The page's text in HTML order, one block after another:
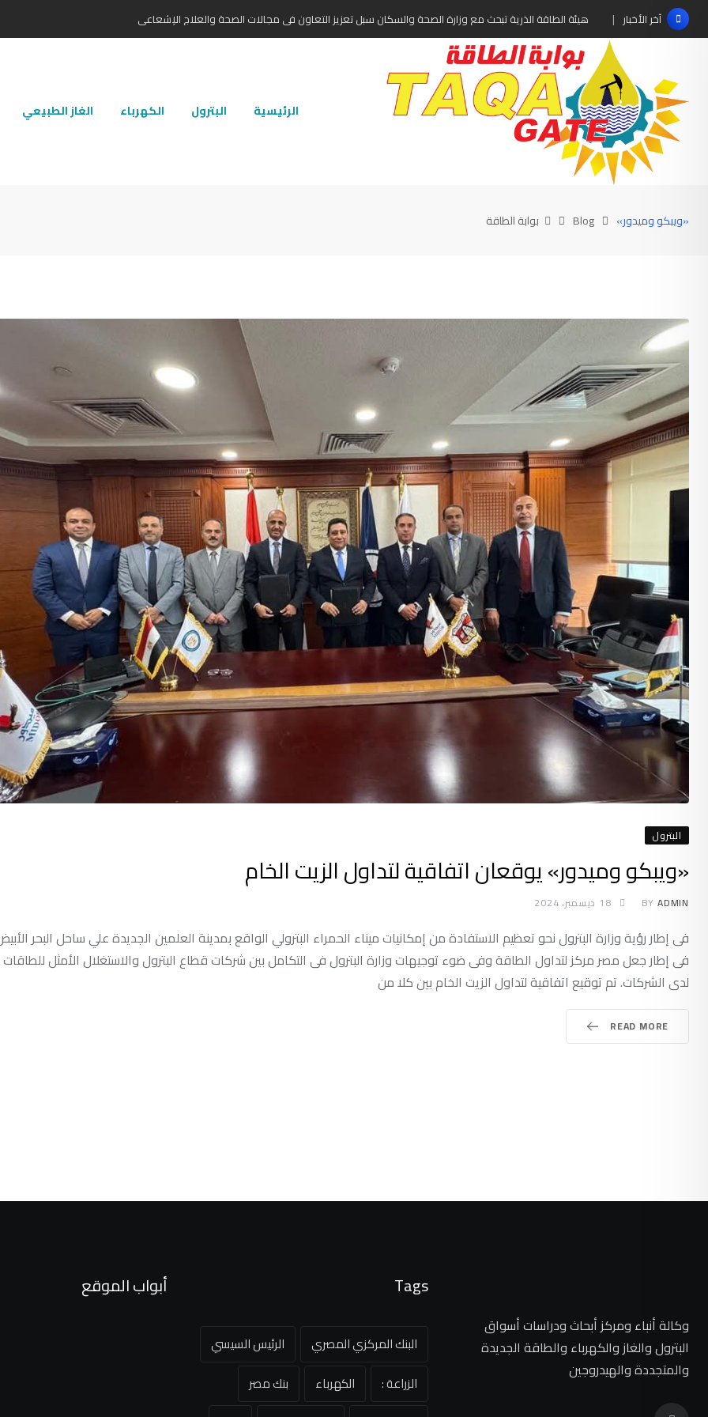
Skip
to
آخر الأخبار هيئة الطاقة الذرية تبحث مع وزارة الصحة والسكان سبل تعزيز التعاون في مجالات الصحة والعلاج الإشعاعي
الرئيسية البترول الكهرباء الغاز الطبيعي
«ويبكو وميدور» Blog بوابة الطاقة
البترول
«ويبكو وميدور» يوقعان اتفاقية لتداول الزيت الخام
BY ADMIN 18 ديسمبر، 2024
فى إطار رؤية وزارة البترول نحو تعظيم الاستفادة من إمكانيات ميناء الحمراء البترولي الواقع بمدينة العلمين الجديدة علي ساحل البحر
فى إطار جعل مصر مركز لتداول الطاقة وفى ضوء توجيهات وزارة البترول فى التكامل بين شركات قطاع البترول والاستغلال الأمثل
لدى الشركات. تم توقيع اتفاقية لتداول الزيت الخام بين كلا من
READ MORE
وكالة أنباء ومركز أبحاث ودراسات أسواق
البترول والغاز والكهرباء والطاقة الجديدة
والمتجددة والهيدروجين
Tags
البنك المركزي المصري
الرئيس السيسي
الزراعة :
الكهرباء
بنك مصر
أبواب الموقع